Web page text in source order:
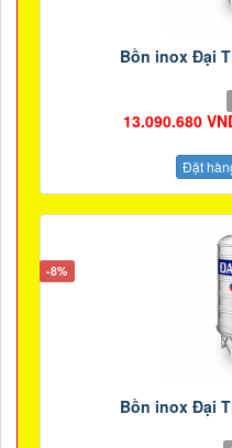
Bồn inox Đại
13.090.680
Đặt
-8%
Bồn inox Đại